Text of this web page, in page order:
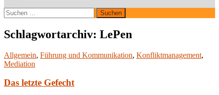
Suchen
nach:
Schlagwortarchiv: LePen
Allgemein, Führung und Kommunikation, Konfliktmanagement,
Mediation
Das letzte Gefecht